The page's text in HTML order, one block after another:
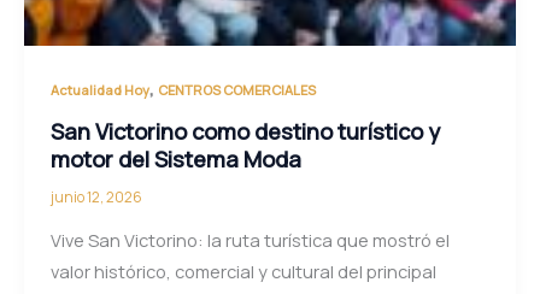
Actualidad Hoy, CENTROS COMERCIALES
San Victorino como destino turístico y
motor del Sistema Moda
junio 12, 2026
Vive San Victorino: la ruta turística que mostró el
valor histórico, comercial y cultural del principal